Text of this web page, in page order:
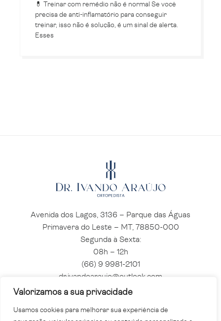
Valorizamos a sua privacidade
Usamos cookies para melhorar sua experiência de
💊 Treinar com remédio não é normal Se você
precisa de anti-inflamatório para conseguir
treinar, isso não é solução, é um sinal de alerta.
Esses
Avenida dos Lagos, 3136 – Parque das Águas
Primavera do Leste – MT, 78850-000
Segunda à Sexta:
08h – 12h
(66) 9 9981-2101
dr.ivandoaraujo@outlook.com​